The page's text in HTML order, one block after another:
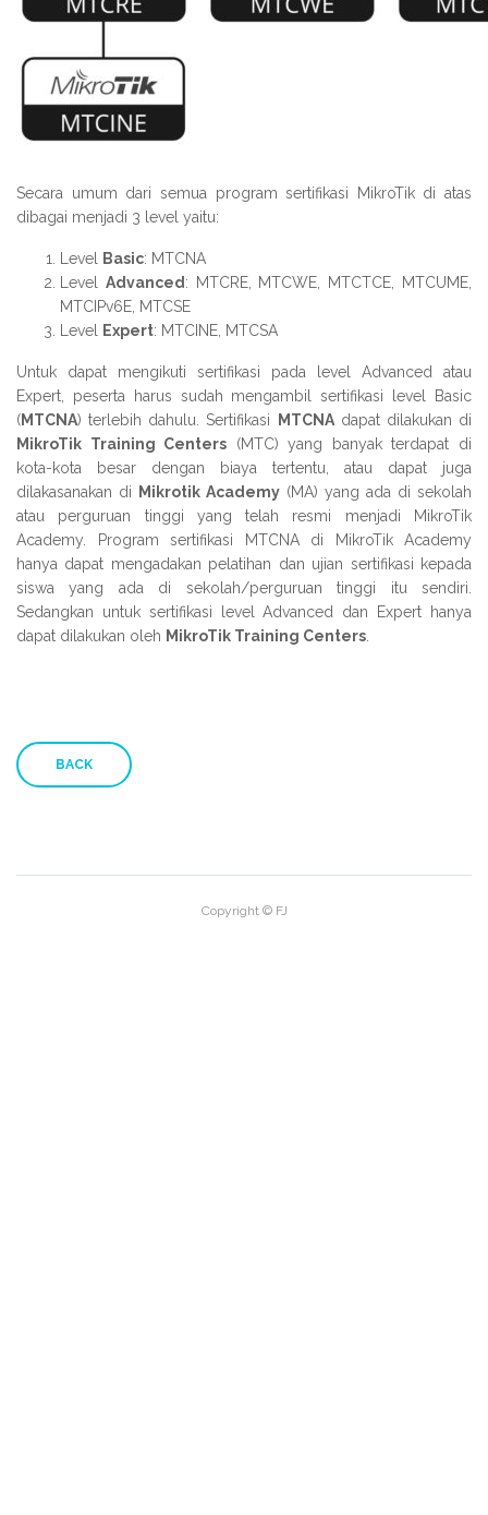
Secara umum dari semua program sertifikasi MikroTik di atas
dibagai menjadi 3 level yaitu:
Level Basic: MTCNA
Level Advanced : MTCRE, MTCWE, MTCTCE, MTCUME,
MTCIPv6E, MTCSE
Level
Expert: MTCINE, MTCSA
Untuk dapat mengikuti sertifikasi pada level Advanced atau
Expert, peserta harus sudah mengambil sertifikasi level Basic
(MTCNA) terlebih dahulu. Sertifikasi MTCNAdapat dilakukan di
MikroTik Training Centers (MTC) yang banyak terdapat di
kota-kota besar dengan biaya tertentu, atau dapat juga
dilakasanakan di
Mikrotik Academy (MA) yang ada di sekolah
atau perguruan tinggi yang telah resmi menjadi MikroTik
Academy. Program sertifikasi MTCNA di MikroTik Academy
hanya dapat mengadakan pelatihan dan ujian sertifikasi kepada
siswa yang ada di sekolah/perguruan tinggi itu sendiri.
Sedangkan untuk sertifikasi level Advanced dan Expert hanya
dapat dilakukan oleh MikroTik Training Centers
BACK
Copyright © FJ